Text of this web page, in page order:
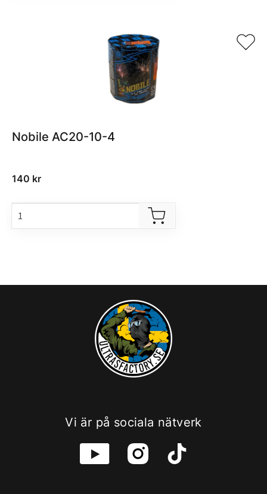
Nobile AC20-10-4
140 kr
Vi är på sociala nätverk